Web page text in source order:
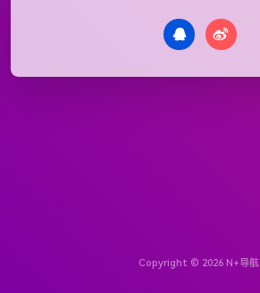
Copyright © 2026 N+导航